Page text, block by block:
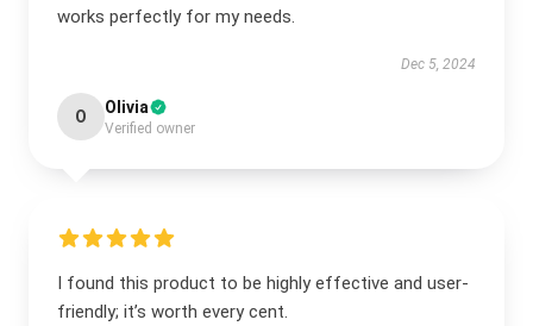
works perfectly for my needs.
Dec 5, 2024
O Olivia
Verified owner
I found this product to be highly effective and user-
friendly; it’s worth every cent.